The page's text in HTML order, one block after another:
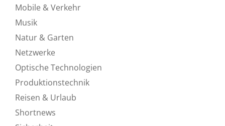
Mobile & Verkehr
Musik
Natur & Garten
Netzwerke
Optische Technologien
Produktionstechnik
Reisen & Urlaub
Shortnews